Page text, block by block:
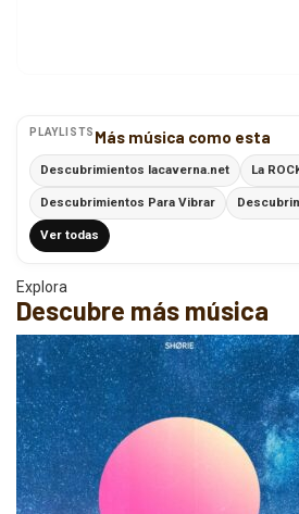
PLAYLISTS Más música como esta
Descubrimientos lacaverna.net La
Descubrimientos Para Vibrar
Ver todas
Explora
Descubre más música